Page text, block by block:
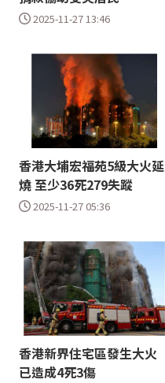
2025-11-27 13:46
香港大埔宏福苑5級大火延
燒 至少36死279失蹤
2025-11-27 05:36
香港新界住宅區發生大火
已造成4死3傷